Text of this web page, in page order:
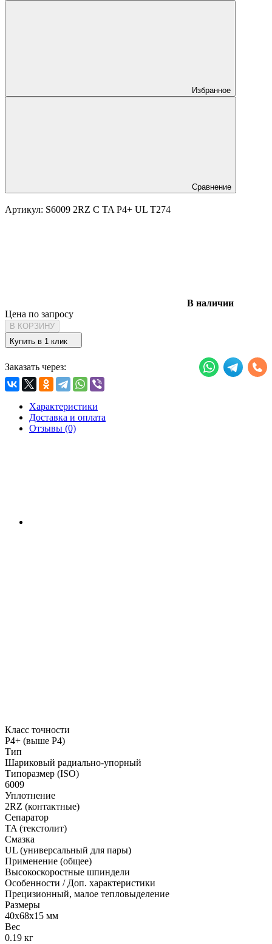
Избранное
Сравнение
Артикул: S6009 2RZ C TA P4+ UL T274
В наличии
Цена по запросу
В КОРЗИНУ
Купить в 1 клик
Заказать через:
Характеристики
Доставка и оплата
Отзывы (0)
Класс точности
P4+ (выше P4)
Тип
Шариковый радиально-упорный
Типоразмер (ISO)
6009
Уплотнение
2RZ (контактные)
Сепаратор
TA (текстолит)
Смазка
UL (универсальный для пары)
Применение (общее)
Высокоскоростные шпиндели
Особенности / Доп. характеристики
Прецизионный, малое тепловыделение
Размеры
40x68x15 мм
Вес
0.19 кг